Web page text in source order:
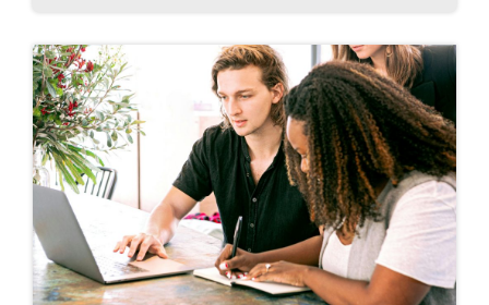
niet altijd maar aan het werk bent.